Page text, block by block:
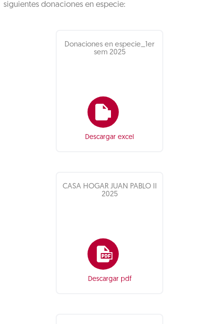
siguientes donaciones en especie:
Donaciones en especie_1er
sem 2025
Descargar excel
CASA HOGAR JUAN PABLO II
2025
Descargar pdf